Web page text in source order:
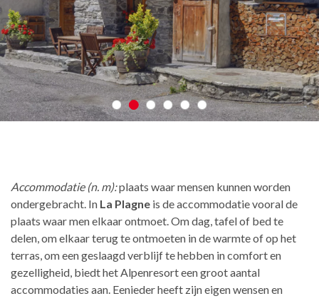
Accommodatie (n. m):plaats waar mensen kunnen worden
ondergebracht. In La Plagne is de accommodatie vooral de
plaats waar men elkaar ontmoet. Om dag, tafel of bed te
delen, om elkaar terug te ontmoeten in de warmte of op het
terras, om een geslaagd verblijf te hebben in comfort en
gezelligheid, biedt het Alpenresort een groot aantal
accommodaties aan. Eenieder heeft zijn eigen wensen en